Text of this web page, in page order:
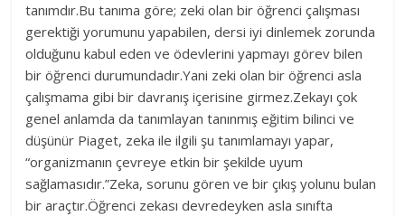
tanımdır.Bu tanıma göre; zeki olan bir öğrenci çalışması
gerektiği yorumunu yapabilen, dersi iyi dinlemek zorunda
olduğunu kabul eden ve ödevlerini yapmayı görev bilen
bir öğrenci durumundadır.Yani zeki olan bir öğrenci asla
çalışmama gibi bir davranış içerisine girmez.Zekayı çok
genel anlamda da tanımlayan tanınmış eğitim bilinci ve
düşünür Piaget, zeka ile ilgili şu tanımlamayı yapar,
“organizmanın çevreye etkin bir şekilde uyum
sağlamasıdır.”Zeka, sorunu gören ve bir çıkış yolunu bulan
bir araçtır.Öğrenci zekası devredeyken asla sınıfta